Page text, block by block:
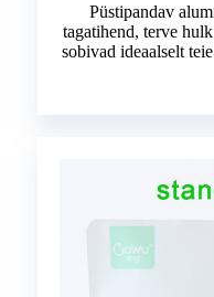
Püstipandav
tagatihend, terve
sobivad ideaalselt